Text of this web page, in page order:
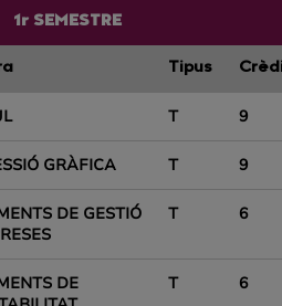
1r SEMESTRE
Tipus
T 9
GRÀFICA T 9
DE GESTIÓ
T 6
DE
T 6